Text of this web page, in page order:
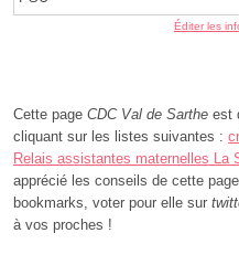
Éditer les
Cette page CDC Val de Sarthe est
cliquant sur les listes suivantes :
Relais assistantes maternelles La
apprécié les conseils de cette
bookmarks, voter pour elle sur
à vos proches !